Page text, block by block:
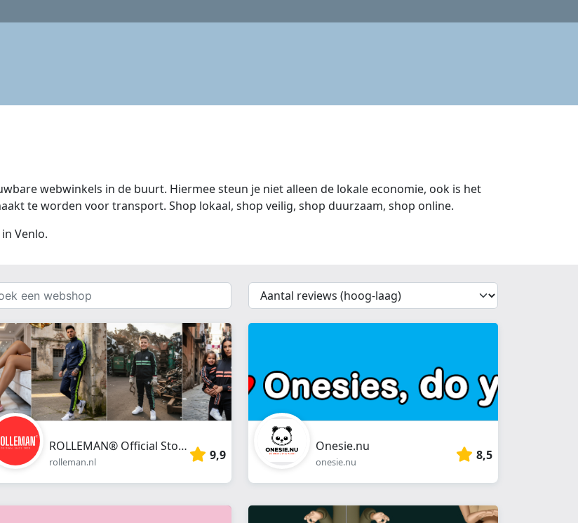
webwinkels in de buurt. Hiermee steun je niet alleen de lokale economie, ook is het
te worden voor transport. Shop lokaal, shop veilig, shop duurzaam, shop online.
Venlo.
{{
__('Sort')
}}
ROLLEMAN® Official Store
rolleman.nl 9,9
Onesie.nu
onesie.nu 8,5